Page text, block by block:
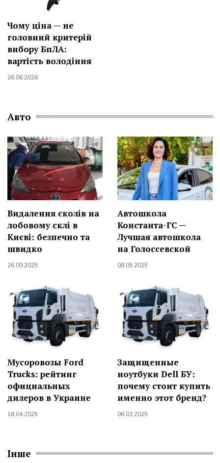
Чому ціна — не
головний критерій
вибору БпЛА:
вартість володіння
26.06.2026
Авто
Видалення сколів на
лобовому склі в
Києві: безпечно та
швидко
26.09.2025
Автошкола
Константа-ГС —
Лучшая автошкола
на Голоссевской
08.05.2025
Мусоровозы Ford
Trucks: рейтинг
официальных
дилеров в Украине
16.04.2025
Защищенные
ноутбуки Dell БУ:
почему стоит купить
именно этот бренд?
06.03.2025
Інше